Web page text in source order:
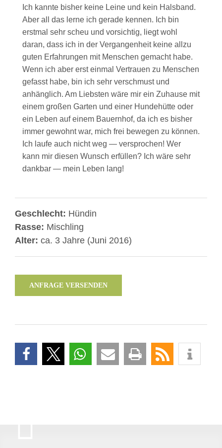
Ich kannte bisher keine Leine und kein Halsband.
Aber all das lerne ich gerade kennen. Ich bin
erstmal sehr scheu und vorsichtig, liegt wohl
daran, dass ich in der Vergangenheit keine allzu
guten Erfahrungen mit Menschen gemacht habe.
Wenn ich aber erst einmal Vertrauen zu Menschen
gefasst habe, bin ich sehr verschmust und
anhänglich. Am Liebsten wäre mir ein Zuhause mit
einem großen Garten und einer Hundehütte oder
ein Leben auf einem Bauernhof, da ich es bisher
immer gewohnt war, mich frei bewegen zu können.
Ich laufe auch nicht weg — versprochen! Wer
kann mir diesen Wunsch erfüllen? Ich wäre sehr
dankbar — mein Leben lang!
Geschlecht: Hündin
Rasse: Mischling
Alter: ca. 3 Jahre (Juni 2016)
ANFRAGE VERSENDEN